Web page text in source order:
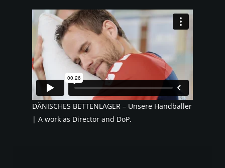
DÄNISCHES BETTENLAGER – Unsere Handballer
| A work as Director and DoP.